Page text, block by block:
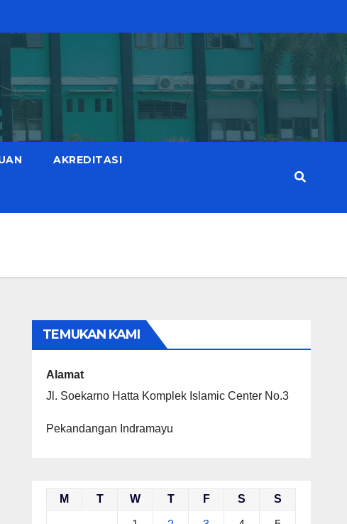
AKREDITASI
TEMUKAN KAMI
Alamat
Jl. Soekarno Hatta Komplek Islamic Center No.3
Pekandangan Indramayu
M T W T F S S